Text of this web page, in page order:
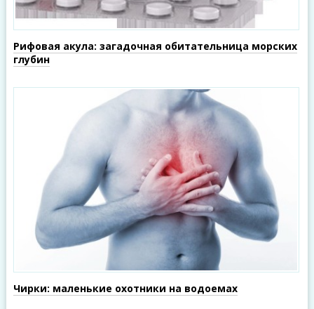
Рифовая акула: загадочная обитательница морских
глубин
Чирки: маленькие охотники на водоемах